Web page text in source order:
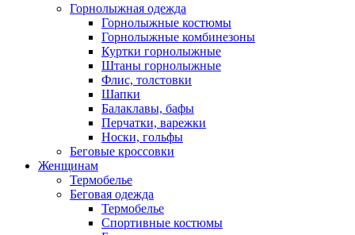
Горнолыжная одежда
Горнолыжные костюмы
Горнолыжные комбинезоны
Куртки горнолыжные
Штаны горнолыжные
Флис, толстовки
Шапки
Балаклавы, бафы
Перчатки, варежки
Носки, гольфы
Беговые кроссовки
Женщинам
Термобелье
Беговая одежда
Термобелье
Спортивные костюмы